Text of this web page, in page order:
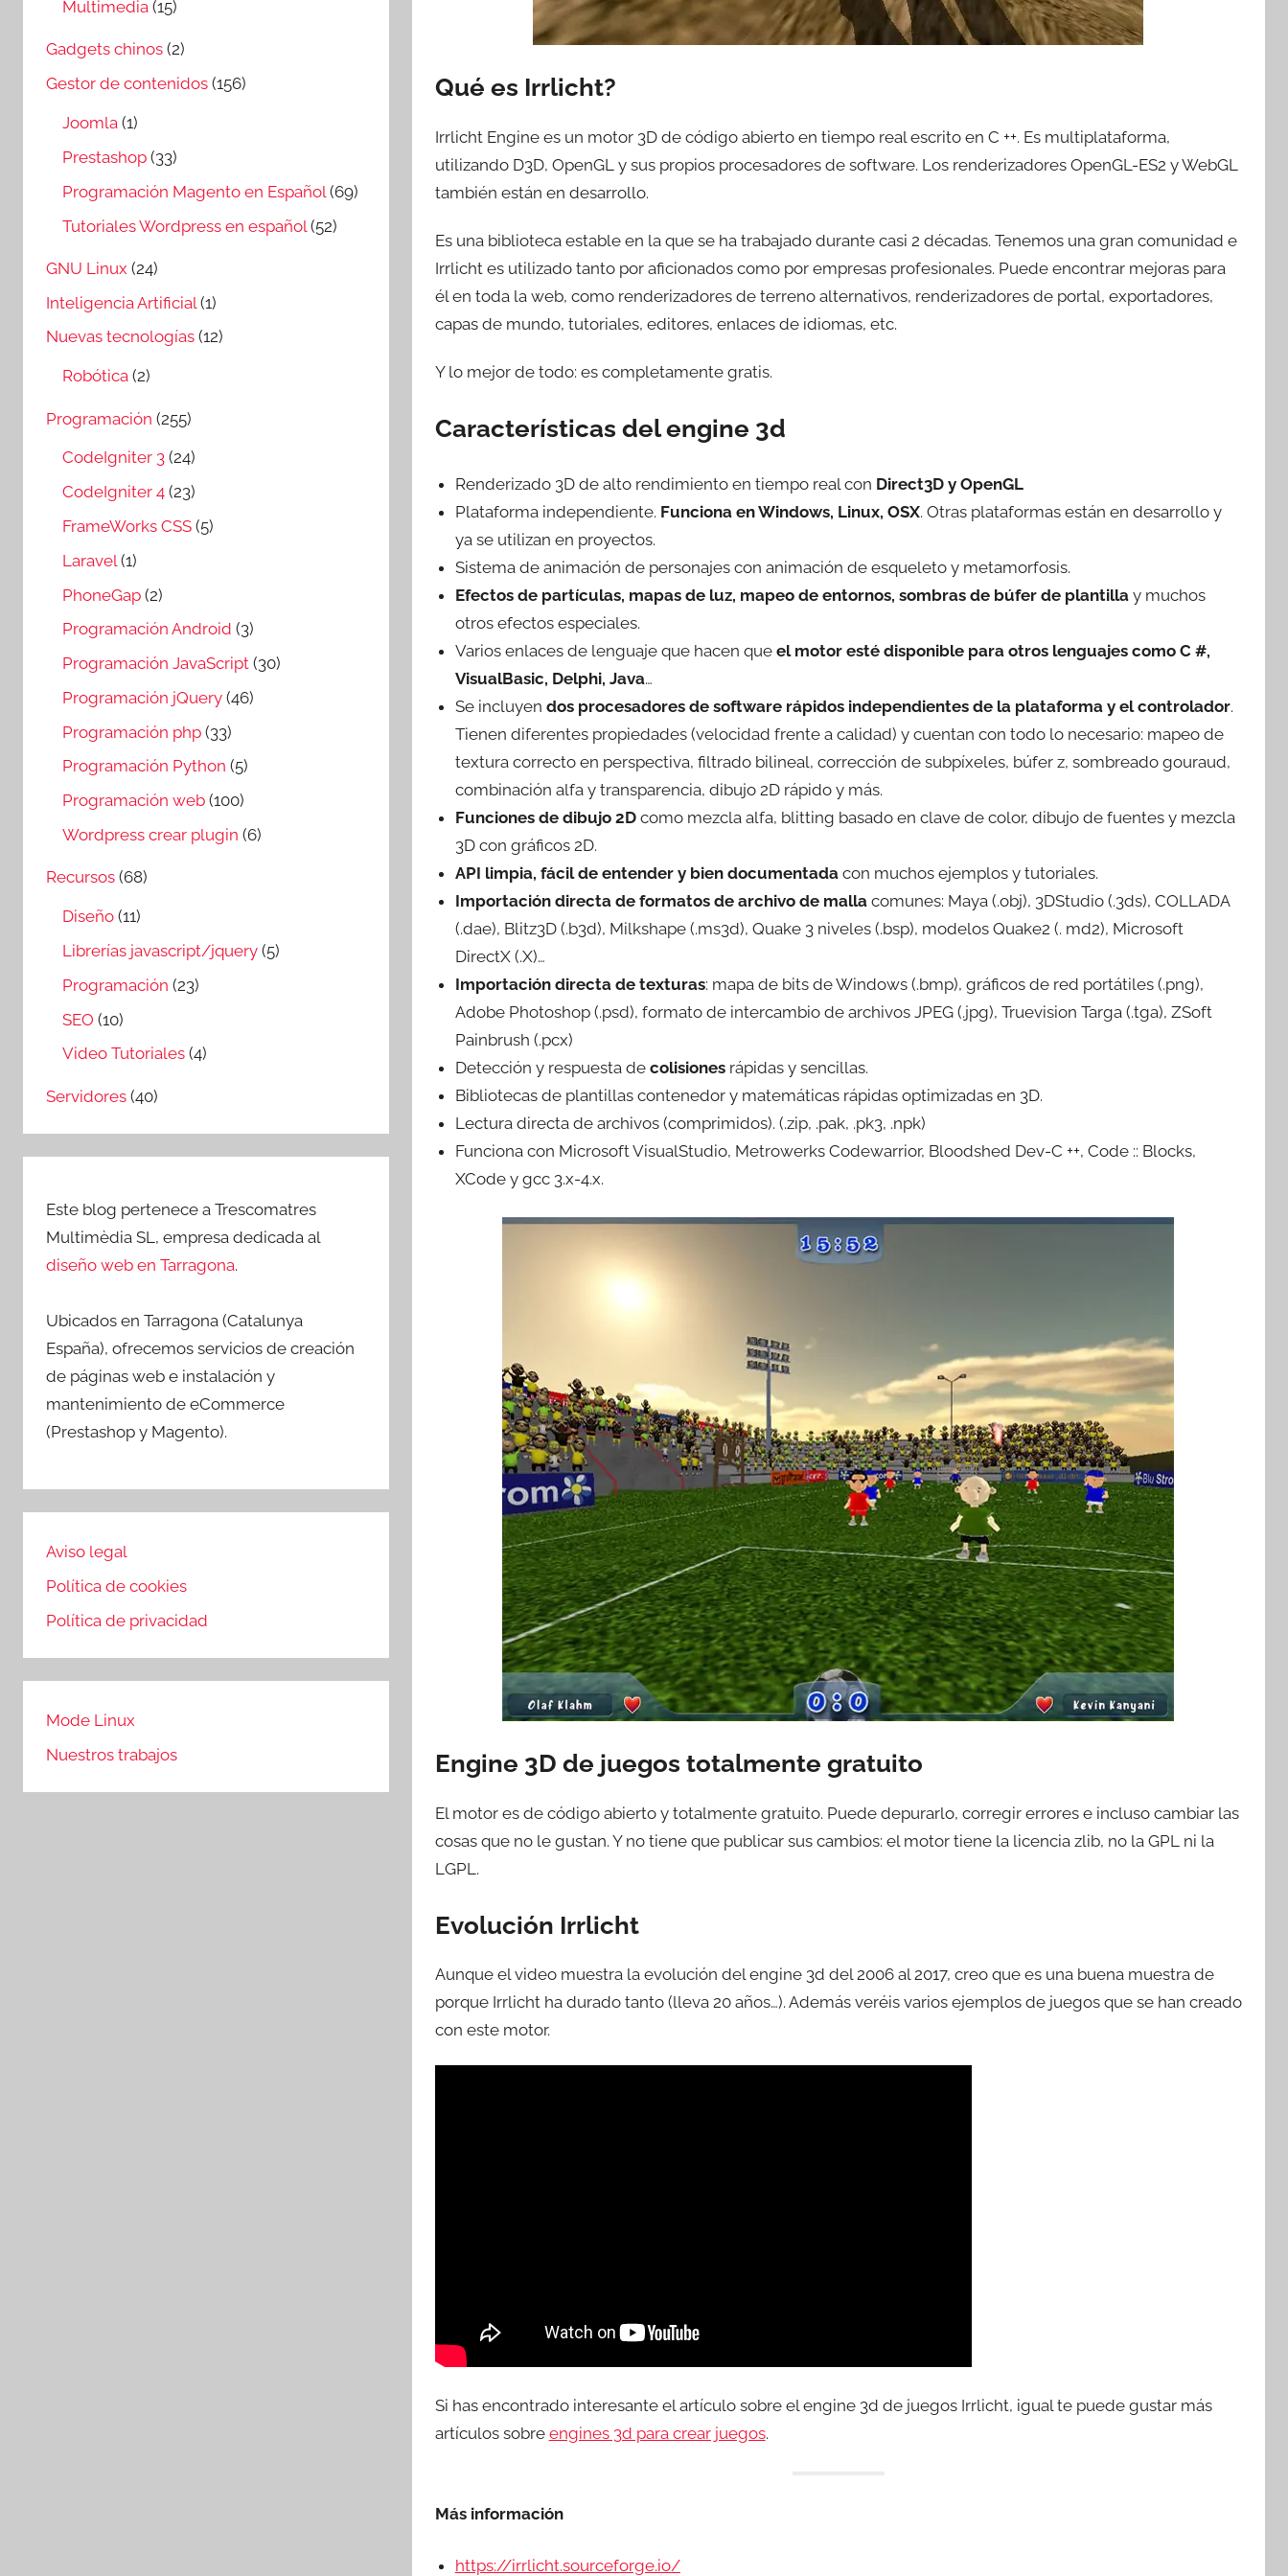
Qué es Irrlicht?
Irrlicht Engine es un motor 3D de código abierto en tiempo real escrito en C ++. Es multiplataforma,
utilizando D3D, OpenGL y sus propios procesadores de software. Los renderizadores OpenGL-ES2 y WebGL
también están en desarrollo.
Es una biblioteca estable en la que se ha trabajado durante casi 2 décadas. Tenemos una gran comunidad e
Irrlicht es utilizado tanto por aficionados como por empresas profesionales. Puede encontrar mejoras para
él en toda la web, como renderizadores de terreno alternativos, renderizadores de portal, exportadores,
capas de mundo, tutoriales, editores, enlaces de idiomas, etc.
Y lo mejor de todo: es completamente gratis.
Características del engine 3d
Renderizado 3D de alto rendimiento en tiempo real con Direct3D y OpenGL
Plataforma independiente. Funciona en Windows, Linux, OSX. Otras plataformas están en desarrollo y
ya se utilizan en proyectos.
Sistema de animación de personajes con animación de esqueleto y metamorfosis.
Efectos de partículas, mapas de luz, mapeo de entornos, sombras de búfer de plantillay muchos
otros efectos especiales.
Varios enlaces de lenguaje que hacen que el motor esté disponible para otros lenguajes como C #,
VisualBasic, Delphi, Java…
Se incluyen dos procesadores de software rápidos independientes de la plataforma y el controlador.
Tienen diferentes propiedades (velocidad frente a calidad) y cuentan con todo lo necesario: mapeo de
textura correcto en perspectiva, filtrado bilineal, corrección de subpíxeles, búfer z, sombreado gouraud,
combinación alfa y transparencia, dibujo 2D rápido y más.
Funciones de dibujo 2Dcomo mezcla alfa, blitting basado en clave de color, dibujo de fuentes y mezcla
3D con gráficos 2D.
API limpia, fácil de entender y bien documentadacon muchos ejemplos y tutoriales.
Importación directa de formatos de archivo de mallacomunes: Maya (.obj), 3DStudio (.3ds), COLLADA
(.dae), Blitz3D (.b3d), Milkshape (.ms3d), Quake 3 niveles (.bsp), modelos Quake2 (. md2), Microsoft
DirectX (.X)…
Importación directa de texturas: mapa de bits de Windows (.bmp), gráficos de red portátiles (.png),
Adobe Photoshop (.psd), formato de intercambio de archivos JPEG (.jpg), Truevision Targa (.tga), ZSoft
Painbrush (.pcx)
Detección y respuesta de colisionesrápidas y sencillas.
Bibliotecas de plantillas contenedor y matemáticas rápidas optimizadas en 3D.
Lectura directa de archivos (comprimidos). (.zip, .pak, .pk3, .npk)
Funciona con Microsoft VisualStudio, Metrowerks Codewarrior, Bloodshed Dev-C ++, Code :: Blocks,
XCode y gcc 3.x-4.x.
Engine 3D de juegos totalmente gratuito
El motor es de código abierto y totalmente gratuito. Puede depurarlo, corregir errores e incluso cambiar las
cosas que no le gustan. Y no tiene que publicar sus cambios: el motor tiene la licencia zlib, no la GPL ni la
LGPL.
Evolución Irrlicht
Aunque el video muestra la evolución del engine 3d del 2006 al 2017, creo que es una buena muestra de
porque Irrlicht ha durado tanto (lleva 20 años…). Además veréis varios ejemplos de juegos que se han creado
con este motor.
Si has encontrado interesante el artículo sobre el engine 3d de juegos Irrlicht, igual te puede gustar más
artículos sobre engines 3d para crear juegos.
Más información
https://irrlicht.sourceforge.io/
Multimedia (15)
Gadgets chinos (2)
Gestor de contenidos (156)
Joomla (1)
Prestashop (33)
Programación Magento en Español (69)
Tutoriales Wordpress en español (52)
GNU Linux (24)
Inteligencia Artificial (1)
Nuevas tecnologías (12)
Robótica (2)
Programación (255)
CodeIgniter 3 (24)
CodeIgniter 4 (23)
FrameWorks CSS (5)
Laravel (1)
PhoneGap (2)
Programación Android (3)
Programación JavaScript (30)
Programación jQuery (46)
Programación php (33)
Programación Python (5)
Programación web (100)
Wordpress crear plugin (6)
Recursos (68)
Diseño (11)
Librerías javascript/jquery (5)
Programación (23)
SEO (10)
Video Tutoriales (4)
Servidores (40)
Este blog pertenece a Trescomatres
Multimèdia SL, empresa dedicada al
diseño web en Tarragona.
Ubicados en Tarragona (Catalunya
España), ofrecemos servicios de creación
de páginas web e instalación y
mantenimiento de eCommerce
(Prestashop y Magento).
Aviso legal
Política de cookies
Política de privacidad
Mode Linux
Nuestros trabajos